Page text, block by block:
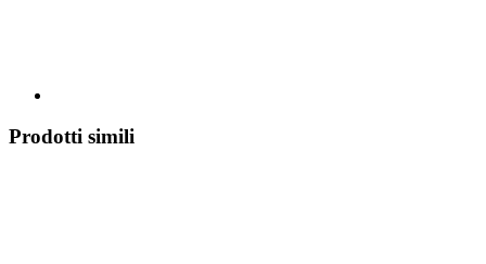
Prodotti simili